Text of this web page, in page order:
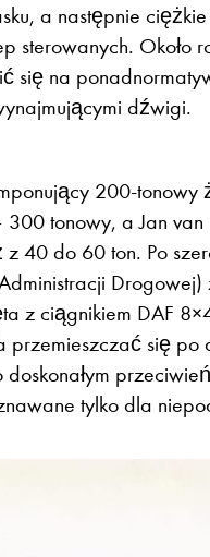
a następnie
sterowanych. Około
się na
dźwigi.
200-tonowy
tonowy, a Jan van
40 do 60 ton. Po
z ciągnikiem DAF
przemieszczać się
tylko dla